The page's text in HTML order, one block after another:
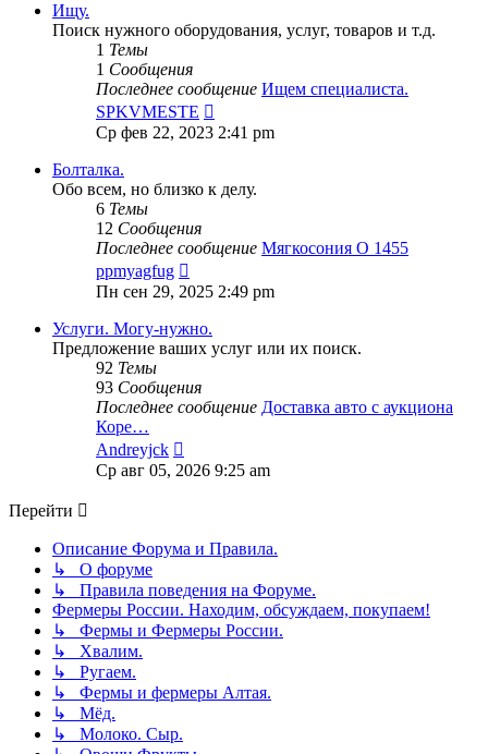
Ищу.
Поиск нужного оборудования, услуг, товаров и т.д.
1 Темы
1 Сообщения
Последнее сообщение Ищем специалиста.
SPKVMESTE
к
последнему
Ср фев 22, 2023 2:41 pm
Болталка.
Обо всем, но близко к делу.
6 Темы
12 Сообщения
Последнее сообщение Мягкосония О 1455
ppmyagfug
к
последнему
сообщению
Пн сен 29, 2025 2:49 pm
Услуги. Могу-нужно.
Предложение ваших услуг или их поиск.
92 Темы
93 Сообщения
Последнее сообщение Доставка авто с аукциона
Коре…
Andreyjck
к
Ср авг 05, 2026 9:25 am
Перейти
Описание Форума и Правила.
↳ О форуме
↳ Правила поведения на Форуме.
Фермеры России. Находим, обсуждаем, покупаем!
↳ Фермы и Фермеры России.
↳ Хвалим.
↳ Ругаем.
↳ Фермы и фермеры Алтая.
↳ Мёд.
↳ Молоко. Сыр.